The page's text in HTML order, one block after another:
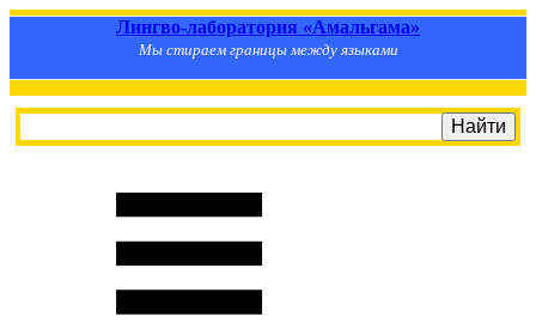
Лингво-лаборатория «Амальгама»
Мы стираем границы между языками